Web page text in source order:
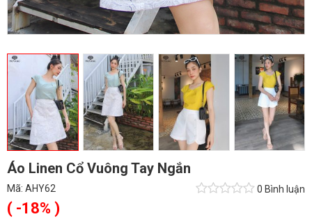
Áo Linen Cổ Vuông Tay Ngắn
Mã: AHY62 0 Bình luận
( -18% )